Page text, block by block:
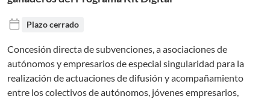
calendar_today Plazo cerrado
Concesión directa de subvenciones, a asociaciones de
autónomos y empresarios de especial singularidad para la
realización de actuaciones de difusión y acompañamiento
entre los colectivos de autónomos, jóvenes empresarios,